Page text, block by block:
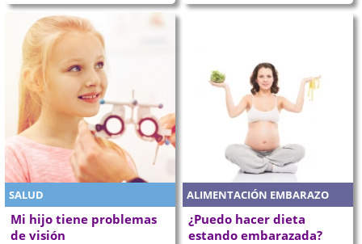
SALUD
Mi hijo tiene problemas
de visión
ALIMENTACIÓN EMBARAZO
¿Puedo hacer dieta
estando embarazada?